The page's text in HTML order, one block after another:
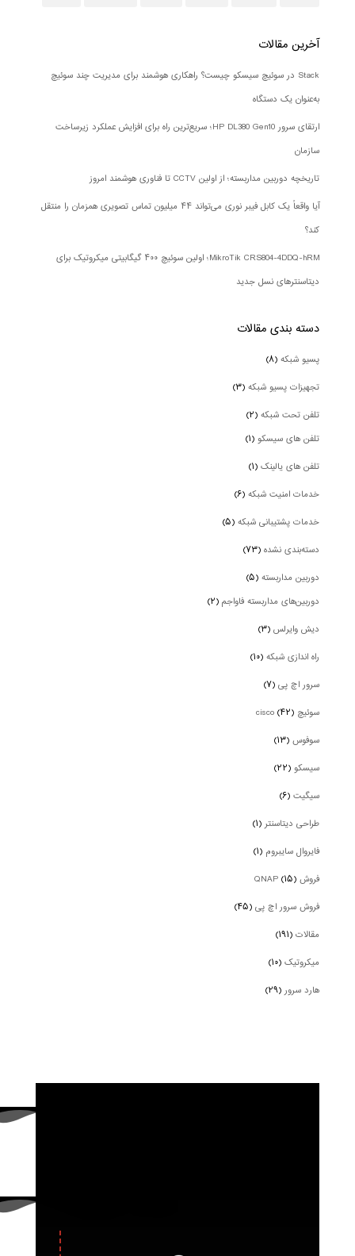
آخرین مقالات
Stack در سوئیچ سیسکو چیست؟ راهکاری هوشمند برای مدیریت چند سوئیچ
به‌عنوان یک دستگاه
ارتقای سرور HP DL380 Gen10؛ سریع‌ترین راه برای افزایش عملکرد زیرساخت
سازمان
تاریخچه دوربین مداربسته؛ از اولین CCTV تا فناوری هوشمند امروز
آیا واقعاً یک کابل فیبر نوری می‌تواند ۴۴ میلیون تماس تصویری همزمان را منتقل
کند؟
MikroTik CRS804-4DDQ-hRM؛ اولین سوئیچ ۴۰۰ گیگابیتی میکروتیک برای
دیتاسنترهای نسل جدید
دسته بندی‌ مقالات
پسیو شبکه(۸)
تجهیزات پسیو شبکه(۳)
تلفن تحت شبکه(۲)
تلفن های سیسکو(۱)
تلفن های یالینک(۱)
خدمات امنیت شبکه(۶)
خدمات پشتیبانی شبکه(۵)
دسته‌بندی نشده(۷۳)
دوربین‌ مداربسته(۵)
دوربین‌های مداربسته فاواجم(۲)
دیش وایرلس(۳)
راه اندازی شبکه(۱۰)
سرور اچ پی(۷)
سوئیچ cisco (۴۲)
سوفوس(۱۳)
سیسکو(۲۲)
سیگیت(۶)
طراحی دیتاسنتر(۱)
فایروال سایبروم (۱)
فروش QNAP (۱۵)
فروش سرور اچ پی(۴۵)
مقالات(۱۹۱)
میکروتیک(۱۰)
هارد سرور(۲۹)